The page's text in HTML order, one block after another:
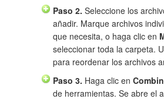
Paso 2. Seleccione los
añadir. Marque archivos
que necesita, o haga clic en
seleccionar toda la carpeta.
para reordenar los archivos
Paso 3. Haga clic en
de herramientas. Se abre el